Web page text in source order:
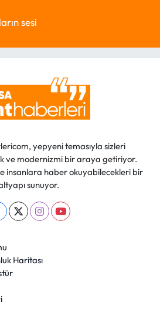
sesi
yepyeni temasıyla sizleri
ve modernizmi bir araya getiriyor.
insanlara haber okuyabilecekleri bir
sunuyor.
Haritası